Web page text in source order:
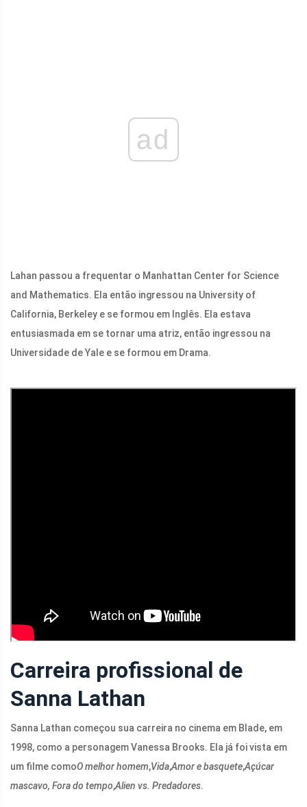
ad
Lahan passou a frequentar o Manhattan Center for Science
and Mathematics. Ela então ingressou na University of
California, Berkeley e se formou em Inglês. Ela estava
entusiasmada em se tornar uma atriz, então ingressou na
Universidade de Yale e se formou em Drama.
Carreira profissional de
Sanna Lathan
Sanna Lathan começou sua carreira no cinema em Blade, em
1998, como a personagem Vanessa Brooks. Ela já foi vista em
um filme comoO melhor homem,Vida,Amor e basquete,Açúcar
mascavo, Fora do tempo,Alien vs. Predadores.